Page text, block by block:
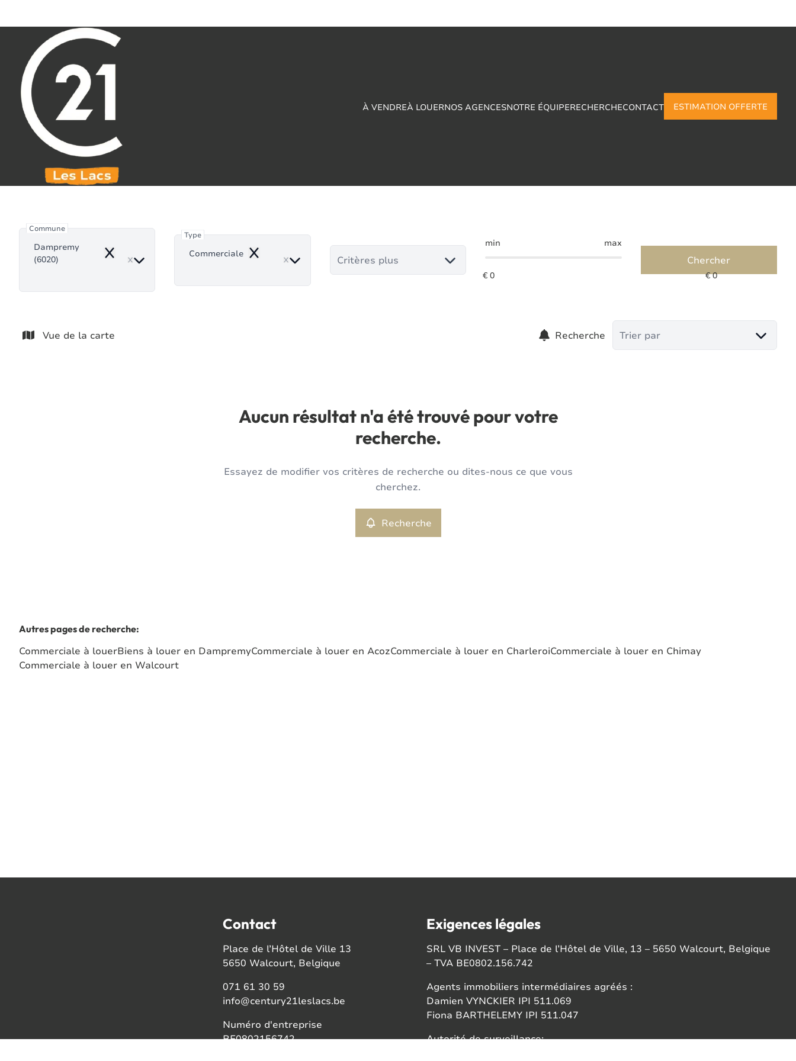
À VENDREÀ LOUERNOS AGENCESNOTRE ÉQUIPERECHERCHECONTACT ESTIMATION OFFERTE
Commune
Dampremy
(6020)
Remove
Type
Commerciale Remove Critères plus
min max
Chercher
Vue de la carte Recherche Trier par
Aucun résultat n'a été trouvé pour votre
recherche.
Essayez de modifier vos critères de recherche ou dites-nous ce que vous
cherchez.
Recherche
Autres pages de recherche:
Commerciale à louerBiens à louer en DampremyCommerciale à louer en AcozCommerciale à louer en CharleroiCommerciale à louer en Chimay
Commerciale à louer en Walcourt
Contact
Place de l’Hôtel de Ville 13
5650 Walcourt, Belgique
071 61 30 59
info@century21leslacs.be
Numéro d'entreprise
BE0802156742
Exigences légales
SRL VB INVEST – Place de l’Hôtel de Ville, 13 – 5650 Walcourt, Belgique
– TVA BE0802.156.742
Agents immobiliers intermédiaires agréés :
Damien VYNCKIER IPI 511.069
Fiona BARTHELEMY IPI 511.047
Autorité de surveillance: